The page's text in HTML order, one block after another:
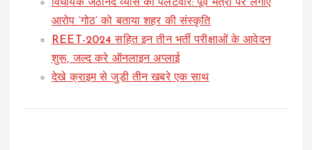
विधायक जेठानंद व्यास का पलटवार: पूर्व मंत्री पर लगाए
आरोप ‘गोठ’ को बताया शहर की संस्कृति
REET-2024 सहित इन तीन भर्ती परीक्षाओं के आवेदन
शुरू, जल्द करे ऑनलाइन अप्लाई
देखे क्राइम से जुड़ी तीन खबरे एक साथ